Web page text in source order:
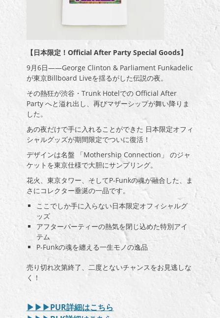
【日本限定！Official After Party Special Goods】
9月6日――George Clinton & Parliament Funkadelic
が東京Billboard Liveを揺るがした伝説の夜。
その熱狂が渋谷・Trunk Hotelでの Official After
Party へと溢れ出し、再びマザーシップが舞い降りま
した。
あの夜だけで手に入れることができた 日本限定オフィ
シャルグッズが期間限定でついに復活！
デザインは名盤 「Mothership Connection」 のジャ
ケットを東京仕様で大胆にサンプリング。
花火、東京タワー、そしてP-Funkの魂が融合した、ま
さにコレクター垂涎の一品です。
ここでしか手に入らない日本限定オフィシャルグ
ッズ
アフターパーティーの熱気を閉じ込めた特別アイ
テム
P-Funkの魂を纏える一生モノの逸品
売り切れ次第終了、二度とないチャンスをお見逃しな
く！
▶︎▶︎▶︎PUR詳細はこちら